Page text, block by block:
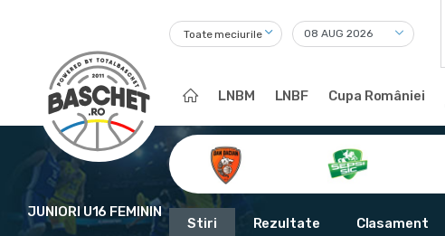
Toate meciurile
LNBM LNBF Cupa României
JUNIORI U16 FEMININ
Stiri Rezultate Clasament